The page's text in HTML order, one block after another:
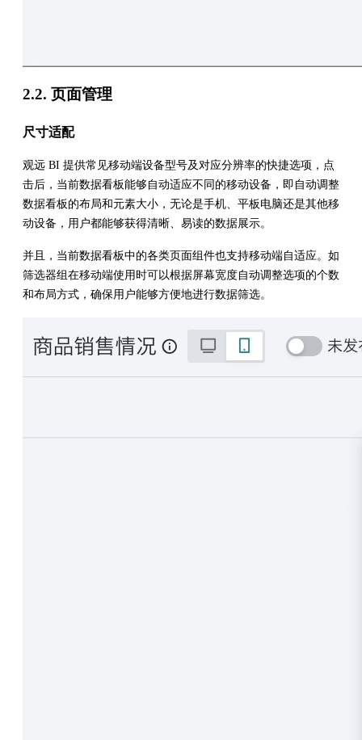
2.2. 页面管理
尺寸适配
观远 BI 提供常见移动端设备型号及对应分辨率的快捷选项，点
击后，当前数据看板能够自动适应不同的移动设备，即自动调整
数据看板的布局和元素大小，无论是手机、平板电脑还是其他移
动设备，用户都能够获得清晰、易读的数据展示。
并且，当前数据看板中的各类页面组件也支持移动端自适应。如
筛选器组在移动端使用时可以根据屏幕宽度自动调整选项的个数
和布局方式，确保用户能够方便地进行数据筛选。